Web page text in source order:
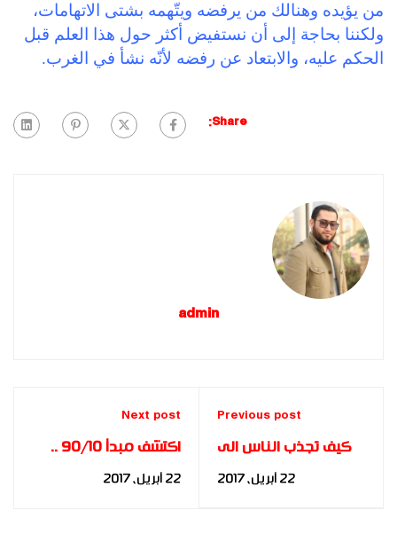
من يؤيده وهنالك من يرفضه ويتّهمه بشتى الاتهامات،
ولكننا بحاجة إلى أن نستفيض أكثر حول هذا العلم قبل
الحكم عليه، والابتعاد عن رفضه لأنّه نشأ في الغرب.
Share:
admin
Previous post
كيف تجذب الناس الى
محادثتك ‏؟
22 أبريل، 2017
Next post
اكتشف مبدأ 90/10 ..
ستتغير حياتك بلا شك
22 أبريل، 2017